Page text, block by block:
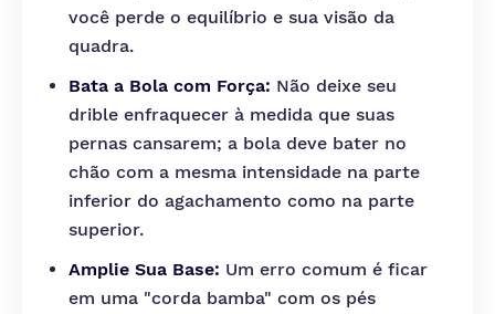
você perde o equilíbrio e sua visão da
quadra.
Bata a Bola com Força: Não deixe seu
drible enfraquecer à medida que suas
pernas cansarem; a bola deve bater no
chão com a mesma intensidade na parte
inferior do agachamento como na parte
superior.
Amplie Sua Base: Um erro comum é ficar
em uma "corda bamba" com os pés